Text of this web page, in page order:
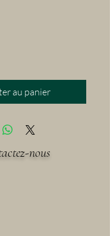
au panier
nous